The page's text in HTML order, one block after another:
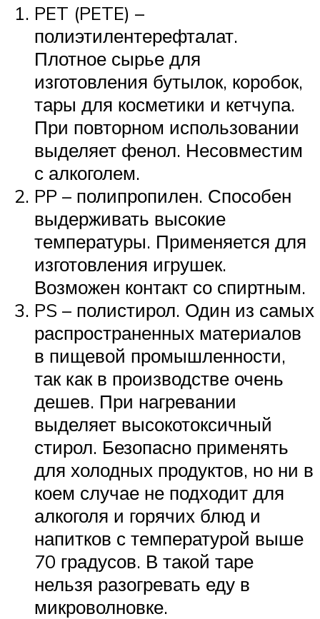
PET (PETE) –
полиэтилентерефталат.
Плотное сырье для
изготовления бутылок, коробок,
тары для косметики и кетчупа.
При повторном использовании
выделяет фенол. Несовместим
с алкоголем.
PP – полипропилен. Способен
выдерживать высокие
температуры. Применяется для
изготовления игрушек.
Возможен контакт со спиртным.
PS – полистирол. Один из самых
распространенных материалов
в пищевой промышленности,
так как в производстве очень
дешев. При нагревании
выделяет высокотоксичный
стирол. Безопасно применять
для холодных продуктов, но ни в
коем случае не подходит для
алкоголя и горячих блюд и
напитков с температурой выше
70 градусов. В такой таре
нельзя разогревать еду в
микроволновке.